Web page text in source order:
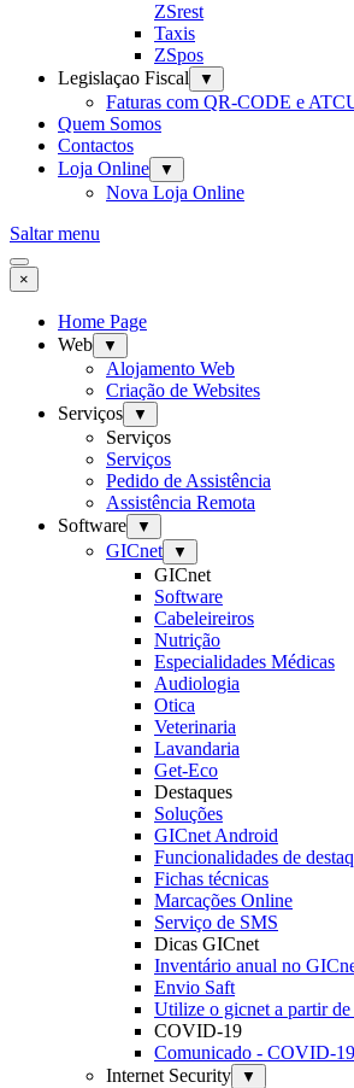
ZSrest
Taxis
ZSpos
Legislaçao Fiscal
▼
Faturas com QR-CODE e
Quem Somos
Contactos
Loja Online
▼
Nova Loja Online
Saltar menu
×
Home Page
Web
▼
Alojamento Web
Criação de Websites
Serviços
▼
Serviços
Serviços
Pedido de Assistência
Assistência Remota
Software
▼
GICnet ▼
GICnet
Software
Cabeleireiros
Nutrição
Especialidades Médicas
Audiologia
Otica
Veterinaria
Lavandaria
Get-Eco
Destaques
Soluções
GICnet Android
Funcionalidades de
Fichas técnicas
Marcações Online
Serviço de SMS
Dicas GICnet
Inventário anual no
Envio Saft
Utilize o gicnet a partir de
COVID-19
Comunicado - COVID-19
Internet Security
▼